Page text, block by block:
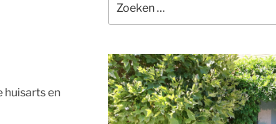
huisarts en
naar: